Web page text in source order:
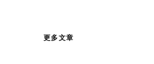
更多文章